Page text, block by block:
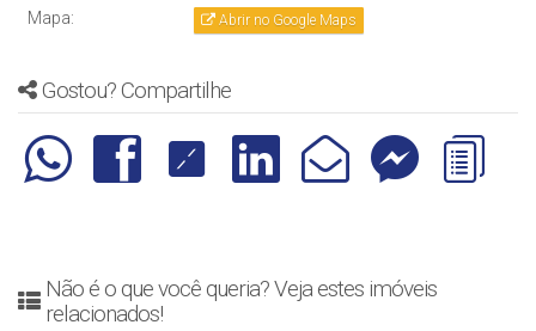
Mapa: Abrir no Google Maps
Gostou? Compartilhe
Não é o que você queria? Veja estes imóveis
relacionados!